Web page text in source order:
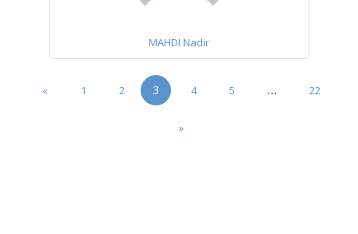
MAHDI Nadir
« 1 2 3 4 5 … 22
»